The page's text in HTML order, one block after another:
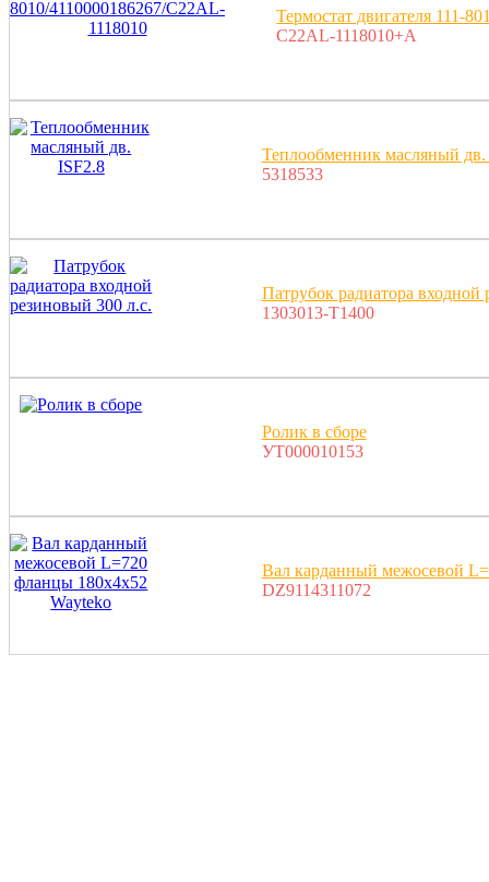
Термостат двигателя 111-
C22AL-1118010+A
Теплообменник масляный дв.
5318533
Патрубок радиатора входной
1303013-T1400
Ролик в сборе
УТ000010153
Вал карданный межосевой
DZ9114311072